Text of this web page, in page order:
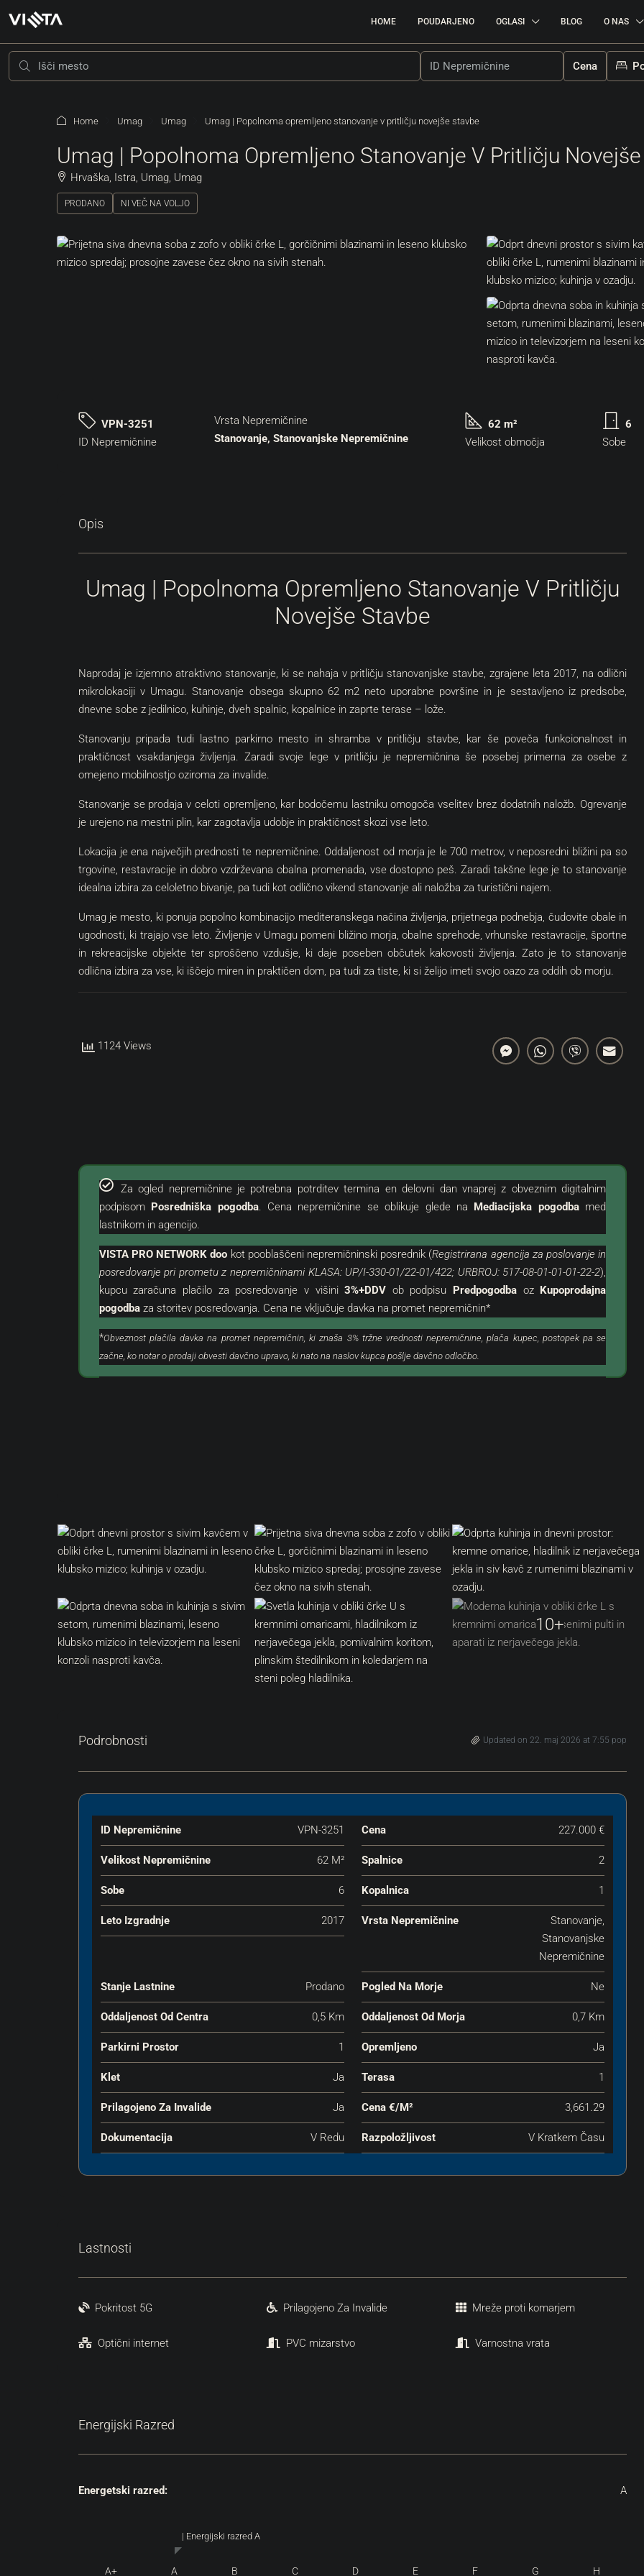
HOME POUDARJENO OGLASI BLOG O NAS
Cena
Home Umag Umag Umag | Popolnoma opremljeno stanovanje v pritličju novejše stavbe
Umag | Popolnoma Opremljeno Stanovanje V Pritličju
Hrvaška, Istra, Umag, Umag
PRODANO NI VEČ NA VOLJO
VPN-3251
ID Nepremičnine
Vrsta Nepremičnine
Stanovanje, Stanovanjske Nepremičnine
62 m²
Velikost območja
6
Sobe
Opis
Umag | Popolnoma Opremljeno Stanovanje V Pritličju
Novejše Stavbe
Naprodaj je izjemno atraktivno stanovanje, ki se nahaja v pritličju stanovanjske stavbe, zgrajene leta 2017, na odlični
mikrolokaciji v Umagu. Stanovanje obsega skupno 62 m2 neto uporabne površine in je sestavljeno iz predsobe,
dnevne sobe z jedilnico, kuhinje, dveh spalnic, kopalnice in zaprte terase – lože.
Stanovanju pripada tudi lastno parkirno mesto in shramba v pritličju stavbe, kar še poveča funkcionalnost in
praktičnost vsakdanjega življenja. Zaradi svoje lege v pritličju je nepremičnina še posebej primerna za osebe z
omejeno mobilnostjo oziroma za invalide.
Stanovanje se prodaja v celoti opremljeno, kar bodočemu lastniku omogoča vselitev brez dodatnih naložb. Ogrevanje
je urejeno na mestni plin, kar zagotavlja udobje in praktičnost skozi vse leto.
Lokacija je ena največjih prednosti te nepremičnine. Oddaljenost od morja je le 700 metrov, v neposredni bližini pa so
trgovine, restavracije in dobro vzdrževana obalna promenada, vse dostopno peš. Zaradi takšne lege je to stanovanje
idealna izbira za celoletno bivanje, pa tudi kot odlično vikend stanovanje ali naložba za turistični najem.
Umag je mesto, ki ponuja popolno kombinacijo mediteranskega načina življenja, prijetnega podnebja, čudovite obale in
ugodnosti, ki trajajo vse leto. Življenje v Umagu pomeni bližino morja, obalne sprehode, vrhunske restavracije, športne
in rekreacijske objekte ter sproščeno vzdušje, ki daje poseben občutek kakovosti življenja. Zato je to stanovanje
odlična izbira za vse, ki iščejo miren in praktičen dom, pa tudi za tiste, ki si želijo imeti svojo oazo za oddih ob morju.
1124 Views
Za ogled nepremičnine je potrebna potrditev termina en delovni dan vnaprej z obveznim digitalnim
podpisom
Posredniška pogodba. Cena nepremičnine se oblikuje glede na Mediacijska pogodbamed
lastnikom in agencijo.
VISTA PRO NETWORK doo kot pooblaščeninepremičninski posrednik (Registrirana agencija za poslovanje in
posredovanje pri prometu z nepremičninami KLASA: UP/I-330-01/22-01/422; URBROJ: 517-08-01-01-01-22-2),
kupcu zaračuna plačilo za posredovanje v višini3%+DDV ob podpisu Predpogodbaoz
Kupoprodajna
pogodbaza storitev posredovanja. Cena ne vključuje davka na promet nepremičnin*
*Obveznost plačila davka na promet nepremičnin, ki znaša 3% tržne vrednosti nepremičnine, plača kupec, postopek pa se
začne, ko notar o prodaji obvesti davčno upravo, ki nato na naslov kupca pošlje davčno odločbo.
10+
Podrobnosti Updated on 22. maj 2026 at 7:55 pop
ID Nepremičnine VPN-3251 Cena 227.000 €
Velikost Nepremičnine 62 M² Spalnice 2
Sobe 6 Kopalnica 1
Leto Izgradnje 2017 Vrsta Nepremičnine
Stanovanje,
Stanovanjske
Nepremičnine
Stanje Lastnine Prodano Pogled Na Morje Ne
Oddaljenost Od Centra 0,5 Km Oddaljenost Od Morja 0,7 Km
Parkirni Prostor 1 Opremljeno Ja
Klet Ja Terasa 1
Prilagojeno Za Invalide Ja Cena €‎/m² 3,661.29
Dokumentacija V Redu Razpoložljivost V Kratkem Času
Lastnosti
Pokritost 5G Prilagojeno Za Invalide Mreže proti komarjem
Optični internet PVC mizarstvo Varnostna vrata
Energijski Razred
Energetski razred: A
A+
| Energijski razred A
A B C D E F G H
| Atraktivno Gradbeno
Umag | Luksuzno Stanovanje Z Garažo Na
Odlični Lokaciji
128 m² 3 2
STANOVANJE, STANOVANJSKE NEPREMIČNINE
Novigrad, Okolica | Dvonadstropno
Stanovanje Na Odlični Lokaciji S
STANOVANJE, STANOVANJSKE NEPREMIČNINE